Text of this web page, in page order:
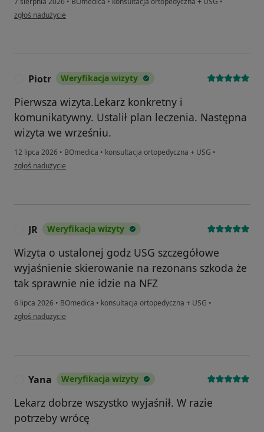
w opinii użytkownika BM
zgłoś nadużycie
Piotr Weryfikacja wizyty
Pierwsza wizyta.Lekarz konkretny i
komunikatywny. Ustalił plan leczenia. Następna
wizyta we wrześniu.
12 lipca 2026 • BOmedica • konsultacja ortopedyczna + USG •
w opinii użytkownika Piotr
zgłoś nadużycie
JR Weryfikacja wizyty
Wizyta o ustalonej godz USG szczegółowe
wyjaśnienie skierowanie na rezonans szkoda że
tak sprawnie nie idzie na NFZ
6 lipca 2026 • BOmedica • konsultacja ortopedyczna + USG •
w opinii użytkownika JR
zgłoś nadużycie
Yana Weryfikacja wizyty
Lekarz dobrze wszystko wyjaśnił. W razie
potrzeby wrócę